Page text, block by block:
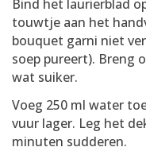
Bind het laurierblad
touwtje aan het
bouquet garni niet
soep pureert). Breng
wat suiker.
Voeg 250 ml water
vuur lager. Leg het
minuten sudderen.